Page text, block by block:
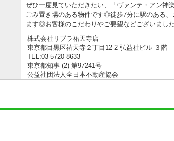
ぜひ一度見ていただきたい、「ヴァンテ・アン
ごみ置き場のある物件です◎徒歩7分に駅のある
ます◎お客様のこだわりやご要望などございまし
株式会社リブラ祐天寺店
東京都目黒区祐天寺２丁目12-2 弘益社ビル ３階
TEL:03-5720-8633
東京都知事 (2) 第97241号
公益社団法人全日本不動産協会